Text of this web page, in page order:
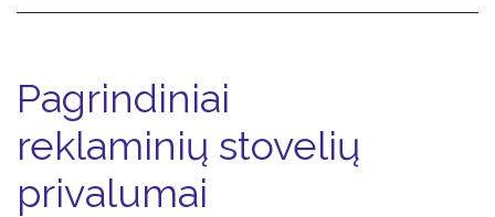
Pagrindiniai
reklaminių stovelių
privalumai